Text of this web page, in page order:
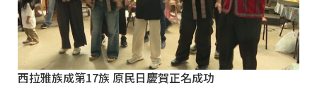
西拉雅族成第17族 原民日慶賀正名成功